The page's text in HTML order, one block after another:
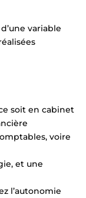
variable
soit en cabinet
voire
et une
l’autonomie